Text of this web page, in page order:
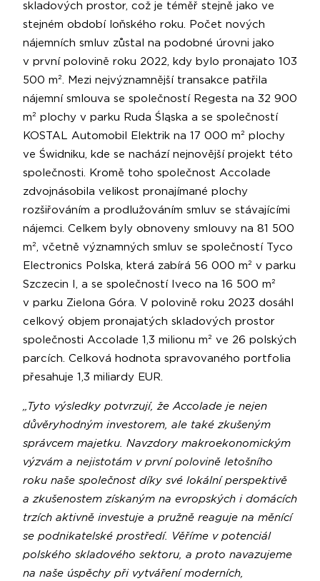
skladových prostor, což je téměř stejně jako ve
stejném období loňského roku. Počet nových
nájemních smluv zůstal na podobné úrovni jako
v první polovině roku 2022, kdy bylo pronajato 103
500 m². Mezi nejvýznamnější transakce patřila
nájemní smlouva se společností Regesta na 32 900
m² plochy v parku Ruda Śląska a se společností
KOSTAL Automobil Elektrik na 17 000 m² plochy
ve Świdniku, kde se nachází nejnovější projekt této
společnosti. Kromě toho společnost Accolade
zdvojnásobila velikost pronajímané plochy
rozšiřováním a prodlužováním smluv se stávajícími
nájemci. Celkem byly obnoveny smlouvy na 81 500
m², včetně významných smluv se společností Tyco
Electronics Polska, která zabírá 56 000 m² v parku
Szczecin I, a se společností Iveco na 16 500 m²
v parku Zielona Góra. V polovině roku 2023 dosáhl
celkový objem pronajatých skladových prostor
společnosti Accolade 1,3 milionu m² ve 26 polských
parcích. Celková hodnota spravovaného portfolia
přesahuje 1,3 miliardy EUR.
„Tyto výsledky potvrzují, že Accolade je nejen
důvěryhodným investorem, ale také zkušeným
správcem majetku. Navzdory makroekonomickým
výzvám a nejistotám v první polovině letošního
roku naše společnost díky své lokální perspektivě
a zkušenostem získaným na evropských i domácích
trzích aktivně investuje a pružně reaguje na měnící
se podnikatelské prostředí. Věříme v potenciál
polského skladového sektoru, a proto navazujeme
na naše úspěchy při vytváření moderních,